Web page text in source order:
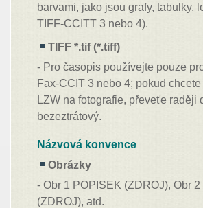
barvami, jako jsou grafy, tabulky,
TIFF-CCITT 3 nebo 4).
TIFF *.tif (*.tiff)
- Pro časopis používejte pouze
Fax-CCIT 3 nebo 4; pokud
LZW na fotografie, převeťe raději
bezeztrátový.
Názvová konvence
Obrázky
- Obr 1 POPISEK (ZDROJ), Obr
(ZDROJ), atd.